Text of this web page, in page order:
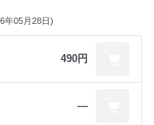
年05月28日)
490円
―